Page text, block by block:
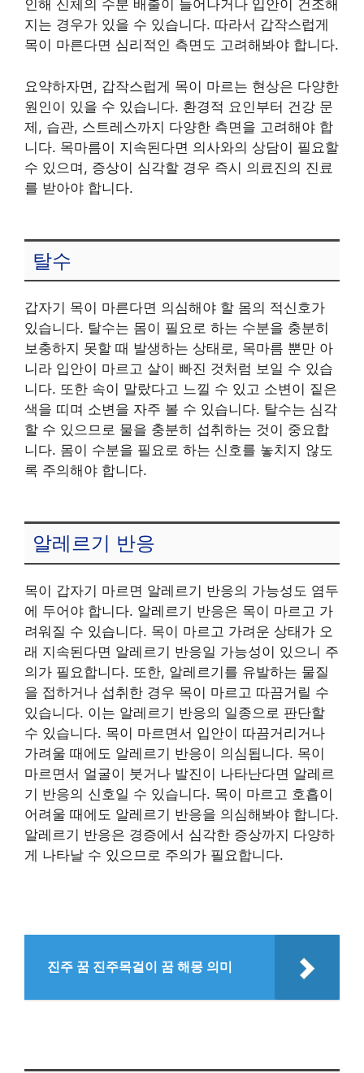
인해 신체의 수분 배출이 늘어나거나 입안이 건조해
지는 경우가 있을 수 있습니다. 따라서 갑작스럽게
목이 마른다면 심리적인 측면도 고려해봐야 합니다.
요약하자면, 갑작스럽게 목이 마르는 현상은 다양한
원인이 있을 수 있습니다. 환경적 요인부터 건강 문
제, 습관, 스트레스까지 다양한 측면을 고려해야 합
니다. 목마름이 지속된다면 의사와의 상담이 필요할
수 있으며, 증상이 심각할 경우 즉시 의료진의 진료
를 받아야 합니다.
탈수
갑자기 목이 마른다면 의심해야 할 몸의 적신호가
있습니다. 탈수는 몸이 필요로 하는 수분을 충분히
보충하지 못할 때 발생하는 상태로, 목마름 뿐만 아
니라 입안이 마르고 살이 빠진 것처럼 보일 수 있습
니다. 또한 속이 말랐다고 느낄 수 있고 소변이 짙은
색을 띠며 소변을 자주 볼 수 있습니다. 탈수는 심각
할 수 있으므로 물을 충분히 섭취하는 것이 중요합
니다. 몸이 수분을 필요로 하는 신호를 놓치지 않도
록 주의해야 합니다.
알레르기 반응
목이 갑자기 마르면 알레르기 반응의 가능성도 염두
에 두어야 합니다. 알레르기 반응은 목이 마르고 가
려워질 수 있습니다. 목이 마르고 가려운 상태가 오
래 지속된다면 알레르기 반응일 가능성이 있으니 주
의가 필요합니다. 또한, 알레르기를 유발하는 물질
을 접하거나 섭취한 경우 목이 마르고 따끔거릴 수
있습니다. 이는 알레르기 반응의 일종으로 판단할
수 있습니다. 목이 마르면서 입안이 따끔거리거나
가려울 때에도 알레르기 반응이 의심됩니다. 목이
마르면서 얼굴이 붓거나 발진이 나타난다면 알레르
기 반응의 신호일 수 있습니다. 목이 마르고 호흡이
어려울 때에도 알레르기 반응을 의심해봐야 합니다.
알레르기 반응은 경증에서 심각한 증상까지 다양하
게 나타날 수 있으므로 주의가 필요합니다.
진주 꿈 진주목걸이 꿈 해몽 의미